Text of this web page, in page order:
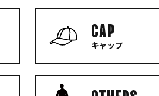
CAP
キャップ